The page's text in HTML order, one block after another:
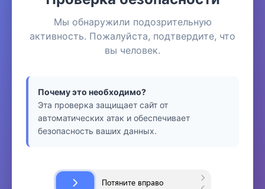
Мы обнаружили подозрительную
активность. Пожалуйста, подтвердите, что
вы человек.
Почему это необходимо?
Эта проверка защищает сайт от
автоматических атак и обеспечивает
безопасность ваших данных.